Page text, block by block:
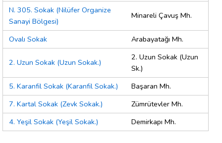
N. 305. Sokak (Nilüfer Organize
Sanayi Bölgesi)
Minareli Çavuş Mh.
Ovalı Sokak Arabayatağı Mh.
2. Uzun Sokak (Uzun Sokak.)
2. Uzun Sokak (Uzun
Sk.)
5. Karanfil Sokak (Karanfil Sokak.)
Başaran Mh.
7. Kartal Sokak (Zevk Sokak.)
Zümrütevler Mh.
4. Yeşil Sokak (Yeşil Sokak.)
Demirkapı Mh.